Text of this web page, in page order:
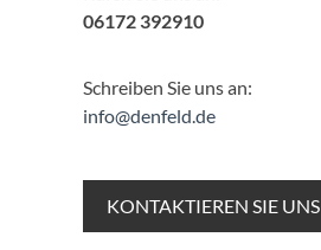
06172 392910
Schreiben Sie uns an:
info@denfeld.de
KONTAKTIEREN SIE UNS